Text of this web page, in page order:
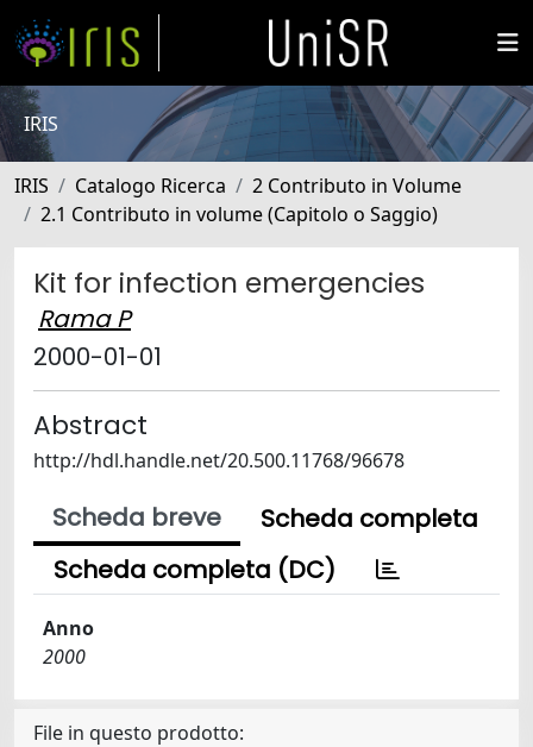
IRIS
IRIS Catalogo Ricerca
2 Contributo in Volume
2.1 Contributo in volume (Capitolo o Saggio)
Kit for infection emergencies
Rama P
2000-01-01
Abstract
http://hdl.handle.net/20.500.11768/96678
Scheda breve
Scheda completa
Scheda completa (DC)
Anno
2000
File in questo prodotto: